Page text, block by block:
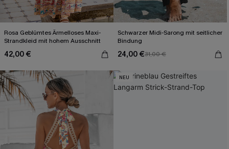
Rosa Geblümtes Ärmelloses Maxi-
Strandkleid mit hohem Ausschnitt
42,00 €
Schwarzer Midi-Sarong mit seitlicher
Bindung
24,00 €31,00 €
NEU